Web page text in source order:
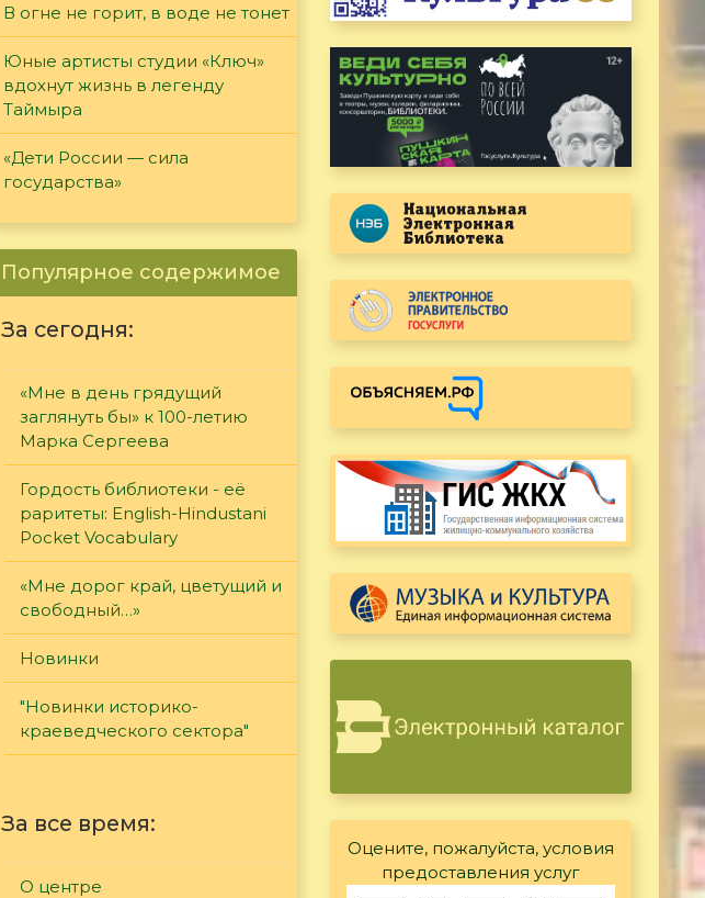
В огне не горит, в воде не тонет
Юные артисты студии «Ключ»
вдохнут жизнь в легенду
Таймыра
«Дети России — сила
государства»
Популярное содержимое
За сегодня:
«Мне в день грядущий
заглянуть бы» к 100-летию
Марка Сергеева
Гордость библиотеки - её
раритеты: English-Hindustani
Pocket Vocabulary
«Мне дорог край, цветущий и
свободный…»
Новинки
"Новинки историко-
краеведческого сектора"
За все время:
О центре
Оцените, пожалуйста, условия
предоставления услуг